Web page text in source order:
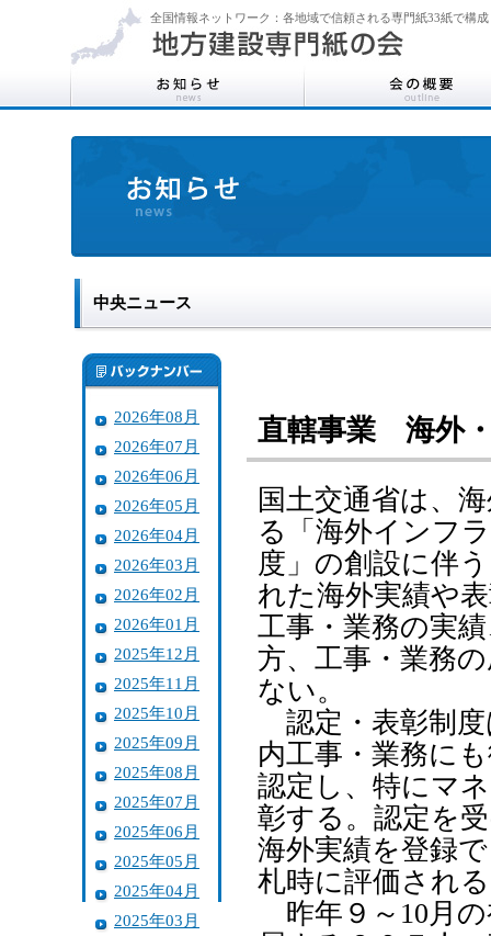
全国情報ネットワーク：各地域で信頼される専門紙33紙で構成
中央ニュース
2026年08月
2026年07月
2026年06月
2026年05月
2026年04月
2026年03月
2026年02月
2026年01月
2025年12月
2025年11月
2025年10月
2025年09月
2025年08月
2025年07月
2025年06月
2025年05月
2025年04月
2025年03月
直轄事業 海外
国土交通省は、
る「海外インフ
度」の創設に伴
れた海外実績や
工事・業務の実
方、工事・業務
ない。
認定・表彰制度
内工事・業務に
認定し、特にマ
彰する。認定を
海外実績を登録
札時に評価され
昨年９～10月の